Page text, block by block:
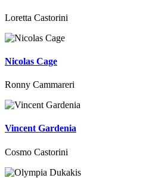
Loretta Castorini
Nicolas Cage
Ronny Cammareri
Vincent Gardenia
Cosmo Castorini